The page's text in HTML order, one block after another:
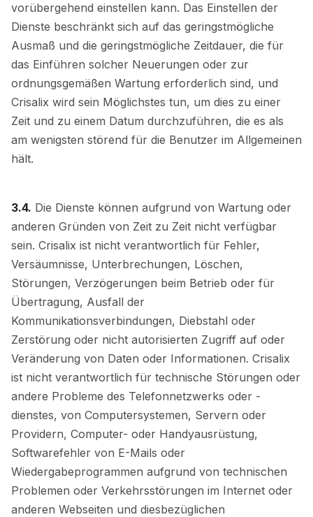
vorübergehend einstellen kann. Das Einstellen der
Dienste beschränkt sich auf das geringstmögliche
Ausmaß und die geringstmögliche Zeitdauer, die für
das Einführen solcher Neuerungen oder zur
ordnungsgemäßen Wartung erforderlich sind, und
Crisalix wird sein Möglichstes tun, um dies zu einer
Zeit und zu einem Datum durchzuführen, die es als
am wenigsten störend für die Benutzer im Allgemeinen
hält.
3.4. Die Dienste können aufgrund von Wartung oder
anderen Gründen von Zeit zu Zeit nicht verfügbar
sein. Crisalix ist nicht verantwortlich für Fehler,
Versäumnisse, Unterbrechungen, Löschen,
Störungen, Verzögerungen beim Betrieb oder für
Übertragung, Ausfall der
Kommunikationsverbindungen, Diebstahl oder
Zerstörung oder nicht autorisierten Zugriff auf oder
Veränderung von Daten oder Informationen. Crisalix
ist nicht verantwortlich für technische Störungen oder
andere Probleme des Telefonnetzwerks oder -
dienstes, von Computersystemen, Servern oder
Providern, Computer- oder Handyausrüstung,
Softwarefehler von E-Mails oder
Wiedergabeprogrammen aufgrund von technischen
Problemen oder Verkehrsstörungen im Internet oder
anderen Webseiten und diesbezüglichen